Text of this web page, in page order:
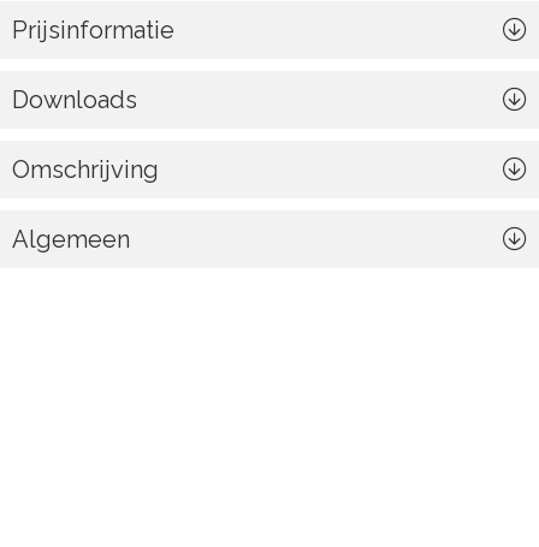
Prijsinformatie
Downloads
Omschrijving
Algemeen